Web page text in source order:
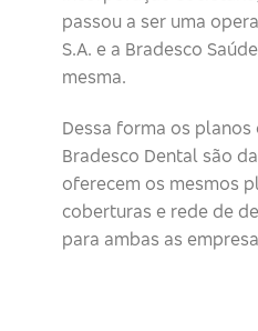
passou a ser uma
S.A. e a Bradesco
mesma.
Dessa forma os
Bradesco Dental são
oferecem os mesmos
coberturas e rede de
para ambas as